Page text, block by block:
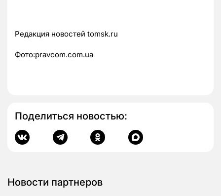
Редакция новостей tomsk.ru
Фото:pravcom.com.ua
Поделиться новостью:
Новости партнеров